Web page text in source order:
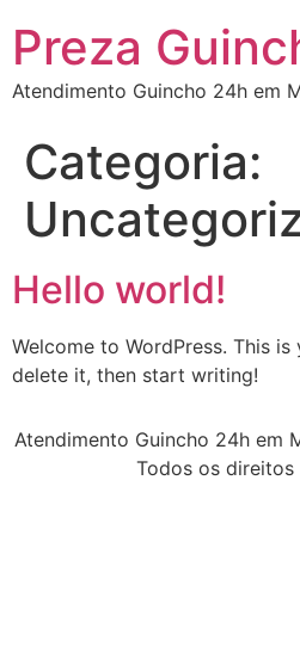
Preza
Atendimento Guincho 24h em
Categoria:
Hello world!
Welcome to WordPress. This
delete it, then start writing!
Atendimento Guincho 24h em
Todos os direitos